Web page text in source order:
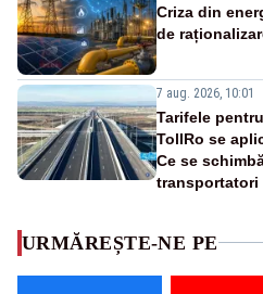
Criza din
de
7 aug. 2026, 10:01
Tarifele
TollRo se
Ce se
transportatori
URMĂREȘTE-NE PE